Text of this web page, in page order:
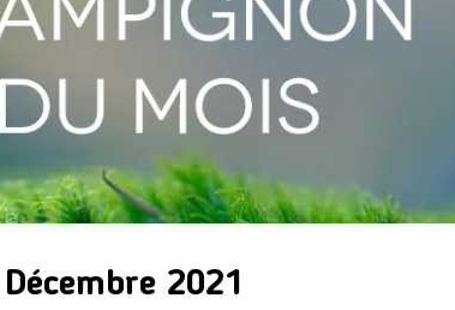
Décembre 2021